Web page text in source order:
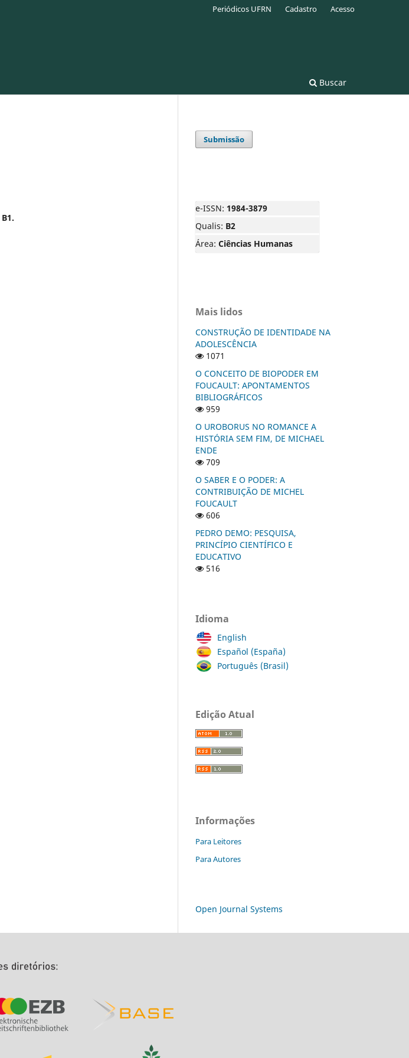
Buscar
Periódicos UFRN Cadastro Acesso
B1.
Submissão
e-ISSN: 1984-3879
Qualis: B2
Área: Ciências Humanas
Mais lidos
CONSTRUÇÃO DE IDENTIDADE NA
ADOLESCÊNCIA
1071
O CONCEITO DE BIOPODER EM
FOUCAULT: APONTAMENTOS
BIBLIOGRÁFICOS
959
O UROBORUS NO ROMANCE A
HISTÓRIA SEM FIM, DE MICHAEL
ENDE
709
O SABER E O PODER: A
CONTRIBUIÇÃO DE MICHEL
FOUCAULT
606
PEDRO DEMO: PESQUISA,
PRINCÍPIO CIENTÍFICO E
EDUCATIVO
516
Idioma
English
Español (España)
Português (Brasil)
Edição Atual
Informações
Para Leitores
Para Autores
Open Journal Systems